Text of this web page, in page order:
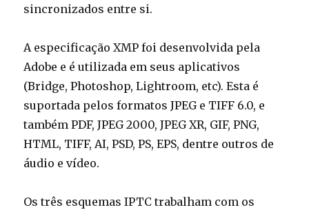
sincronizados entre si.
A especificação XMP foi desenvolvida pela
Adobe e é utilizada em seus aplicativos
(Bridge, Photoshop, Lightroom, etc). Esta é
suportada pelos formatos JPEG e TIFF 6.0, e
também PDF, JPEG 2000, JPEG XR, GIF, PNG,
HTML, TIFF, AI, PSD, PS, EPS, dentre outros de
áudio e vídeo.
Os três esquemas IPTC trabalham com os